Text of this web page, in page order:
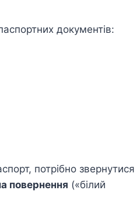
документів:
потрібно звернутися
повернення («білий